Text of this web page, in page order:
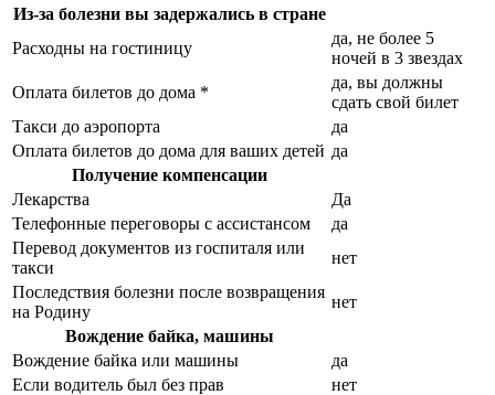
Из-за болезни вы задержались в стране
Расходны на гостиницу
да, не более 5
ночей в 3 звездах
Оплата билетов до дома *
да, вы должны
сдать свой билет
Такси до аэропорта
да
Оплата билетов до дома для ваших детей да
Получение компенсации
Лекарства
Да
Телефонные переговоры с ассистансом
да
Перевод документов из госпиталя или
такси
нет
Последствия болезни после возвращения
на Родину
нет
Вождение байка, машины
Вождение байка или машины
да
Если водитель был без прав
нет